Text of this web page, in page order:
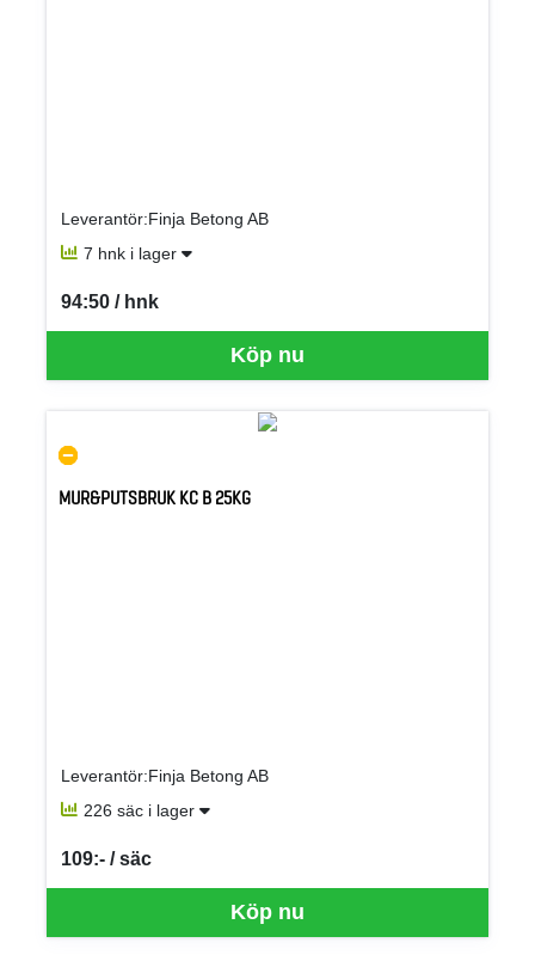
Leverantör:Finja Betong AB
7 hnk i lager
Köp nu
94:50 / hnk
SEK per HNK
MUR&PUTSBRUK KC B 25KG
Leverantör:Finja Betong AB
226 säc i lager
Köp nu
109:- / säc
SEK per SÄC